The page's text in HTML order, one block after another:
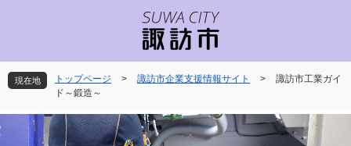
先
頭
。
を
飛
て
現在地 トップページ > 諏訪市企業支援情報サイト >
諏訪市工業ガイ
ド～鍛造～